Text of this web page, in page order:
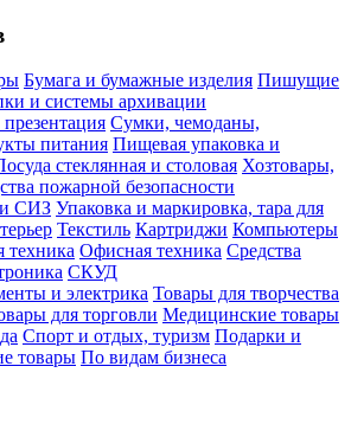
Бумага и бумажные изделия Пишущие
и системы архивации
Сумки, чемоданы,
питания Пищевая упаковка и
стеклянная и столовая Хозтовары,
пожарной безопасности
и СИЗ Упаковка и маркировка, тара для
Текстиль Картриджи Компьютеры
техника Офисная техника Средства
СКУД
и электрика Товары для творчества
для торговли Медицинские товары
Спорт и отдых, туризм Подарки и
товары По видам бизнеса